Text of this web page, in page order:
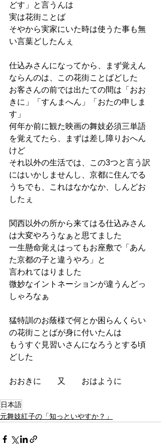
どす」と言うんは
実は花街ことば
そやから実家にいた時は使うた事も無
い言葉どしたんぇ
仕込みさんになってから、まず覚えん
ならんのは、この花街ことばどした
お客さんの前では出たての間は「おお
きに」「すんまへん」「おたの申しま
す」
何年か前に観た映画の舞妓必須三単語
を覚えてたら、まずは差し障りおへん
けど
それ以外の生活では、この3つと言う訳
にはいかしませんし、京都に住んでる
うちでも、これはなかなか、しんどお
したぇ
関西以外の所から来てはる仕込みさん
は大変やろうなぁと思てました
一生懸命覚えはってもお座敷で「あん
た京都の子と違うやろ」と
言われてはりました
微妙なイントネーションが違うんどっ
しゃろなぁ
猛特訓のお蔭様で何とか困らんくらい
の花街ことばが身に付いたんは
もうすぐ見習いさんになろうとする頃
どした
おおきに　　又　　おはように
日本語
元舞妓紅子の「知っといやすか？」